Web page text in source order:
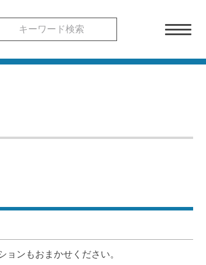
ンもおまかせください。